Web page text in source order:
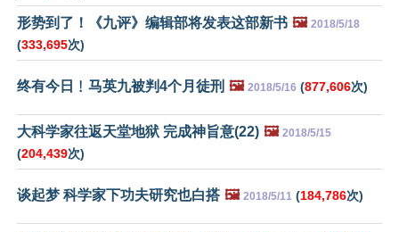
形势到了！《九评》编辑部将发表这部新书 🖼️ 2018/5/18
(333,695次)
终有今日﹗马英九被判4个月徒刑 🖼️ 2018/5/16 (877,606次)
大科学家往返天堂地狱 完成神旨意(22) 🖼️ 2018/5/15
(204,439次)
谈起梦 科学家下功夫研究也白搭 🖼️ 2018/5/11 (184,786次)